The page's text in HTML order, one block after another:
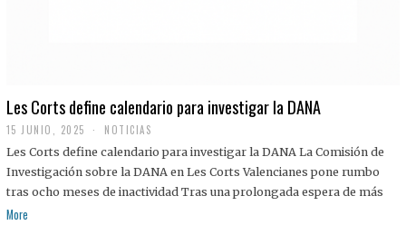
Les Corts define calendario para investigar la DANA
15 JUNIO, 2025 NOTICIAS
Les Corts define calendario para investigar la DANA La Comisión de
Investigación sobre la DANA en Les Corts Valencianes pone rumbo
tras ocho meses de inactividad Tras una prolongada espera de más
More